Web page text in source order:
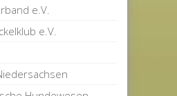
e.V.
e.V.